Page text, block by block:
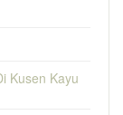
Kusen Kayu